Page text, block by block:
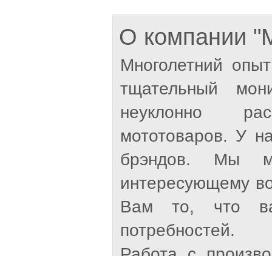
О компании
Многолетний
тщательный
неуклонно
мототоваров. У
брэндов. Мы
интересующему
Вам то, что
потребностей.